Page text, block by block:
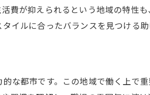
費が抑えられるという地域の特性
イルに合ったバランスを見つける
な都市です。この地域で働く上で